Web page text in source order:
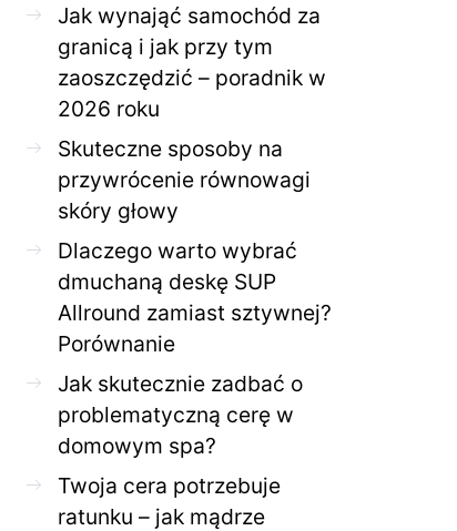
ZDROWE CIAŁO
Jak skutecznie zadbać o
problematyczną cerę w
28 KWIETNIA 2026 AGNIESZKA
Twoja cera
27 KWIETNIA 2026
Jak wynająć samochód za
granicą i jak przy tym
zaoszczędzić – poradnik w
2026 roku
Skuteczne sposoby na
przywrócenie równowagi
skóry głowy
Dlaczego warto wybrać
dmuchaną deskę SUP
Allround zamiast sztywnej?
Porównanie
Jak skutecznie zadbać o
problematyczną cerę w
domowym spa?
Twoja cera potrzebuje
ratunku – jak mądrze